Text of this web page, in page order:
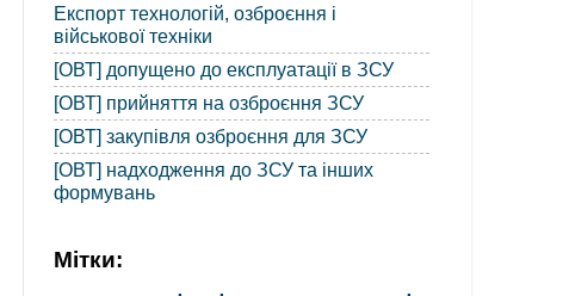
Експорт технологій, озброєння і
військової техніки
[ОВТ] допущено до експлуатації в ЗСУ
[ОВТ] прийняття на озброєння ЗСУ
[ОВТ] закупівля озброєння для ЗСУ
[ОВТ] надходження до ЗСУ та інших
формувань
Мітки: